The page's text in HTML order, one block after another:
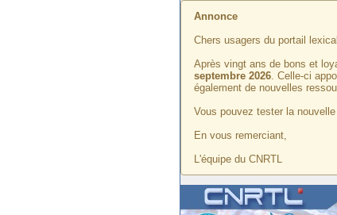
Annonce
Chers usagers du portail
Après vingt ans de bons et
septembre 2026. Celle-ci
également de nouvelles
Vous pouvez tester la
En vous remerciant,
L'équipe du CNRTL